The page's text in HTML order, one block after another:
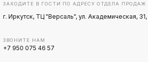
ЗАХОДИТЕ В ГОСТИ ПО АДРЕСУ ОТДЕЛА ПРОДАЖ
г. Иркутск, ТЦ "Версаль", ул. Академическая, 31,
ЗВОНИТЕ НАМ
+7 950 075 46 57